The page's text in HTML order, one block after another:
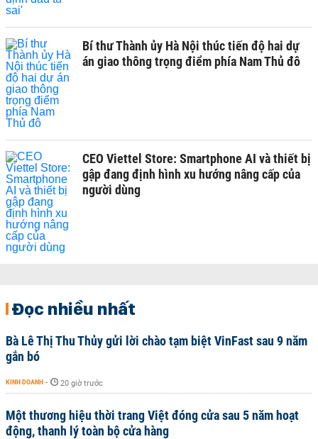
Bí thư Thành ủy Hà Nội thúc tiến độ hai dự
án giao thông trọng điểm phía Nam Thủ đô
CEO Viettel Store: Smartphone AI và thiết bị
gập đang định hình xu hướng nâng cấp của
người dùng
Đọc nhiều nhất
Bà Lê Thị Thu Thủy gửi lời chào tạm biệt VinFast sau 9 năm
gắn bó
KINH DOANH - 20 giờ trước
Một thương hiệu thời trang Việt đóng cửa sau 5 năm hoạt
động, thanh lý toàn bộ cửa hàng